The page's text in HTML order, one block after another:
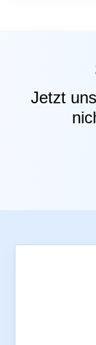
Jetzt